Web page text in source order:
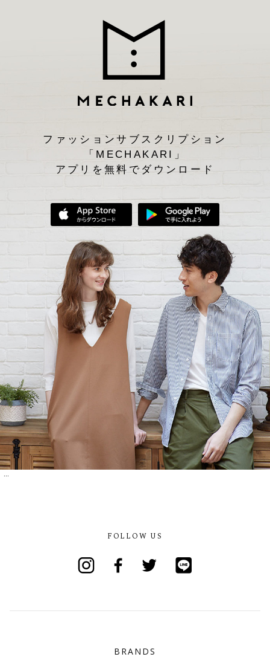
ファッションサブスクリプション
「MECHAKARI」
アプリを無料でダウンロード
App Storeからダウンロード
FOLLOW US
BRANDS